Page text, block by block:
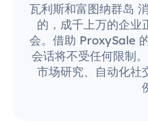
瓦利斯和富图纳群岛
的，成千上万的企业
会。借助 ProxySale
会话将不受任何限制
市场研究、自动化社